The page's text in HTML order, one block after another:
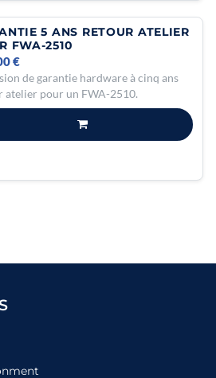
5 ANS RETOUR ATELIER
FWA-2510
de garantie hardware à cinq ans
atelier pour un FWA-2510.
€